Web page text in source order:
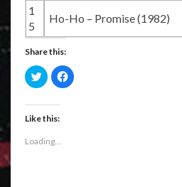
1
5
Ho-Ho – Promise (1982)
Share this:
C
l
k
t
o
h
C
l
Like this:
Loading...